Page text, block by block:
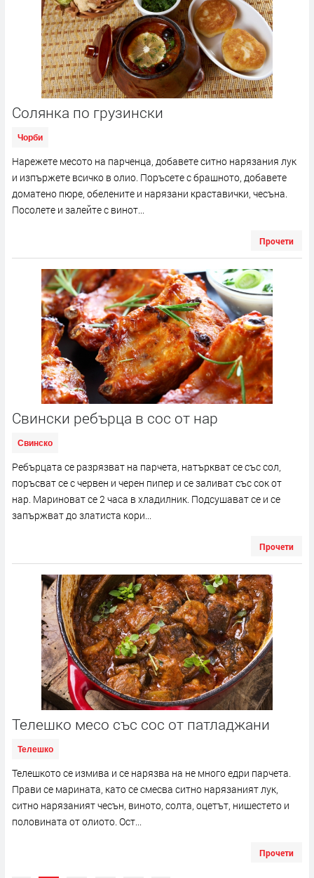
Солянка по грузински
Чорби
Нарежете месото на парченца, добавете ситно нарязания лук
и изпържете всичко в олио. Поръсете с брашното, добавете
доматено пюре, обелените и нарязани краставички, чесъна.
Посолете и залейте с винот...
Прочети
Свински ребърца в сос от нар
Свинско
Ребърцата се разрязват на парчета, натъркват се със сол,
поръсват се с червен и черен пипер и се заливат със сок от
нар. Мариноват се 2 часа в хладилник. Подсушават се и се
запържват до златиста кори...
Прочети
Телешко месо със сос от патладжани
Телешко
Телешкото се измива и се нарязва на не много едри парчета.
Прави се марината, като се смесва ситно нарязаният лук,
ситно нарязаният чесън, виното, солта, оцетът, нишестето и
половината от олиото. Ост...
Прочети